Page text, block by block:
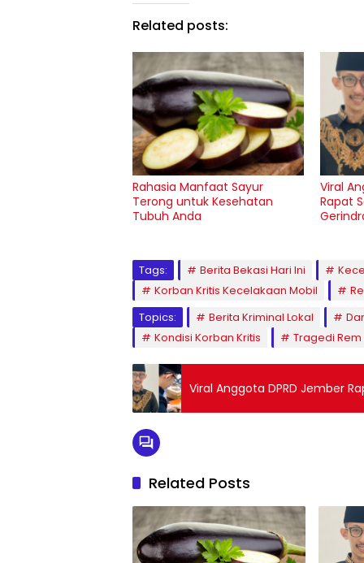
Related posts:
Rahasia Manfaat Sayur
Terong untuk Kesehatan
Tubuh Anda
Viral
Rapat
Tags: Berita Bekasi Hari Ini
Korban Kritis Kecelakaan Mobil
Topics:
Berita Kriminal Lokal
Kondisi Korban Kritis
Tragedi Rem
Viral Anggota DPRD Jember
Related Posts